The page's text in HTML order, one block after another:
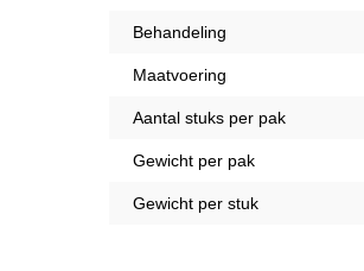
Behandeling
Maatvoering
Aantal stuks per pak
Gewicht per pak
Gewicht per stuk